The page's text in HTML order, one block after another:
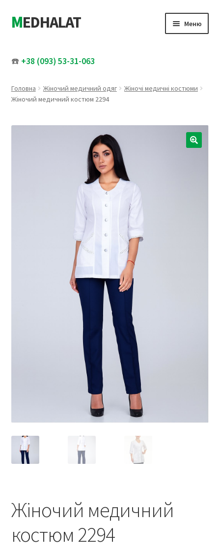
Перейти
до
Перейти
до MEDHALAT Меню
Медичні шапочки
Увесь каталог
Повернення і обмін
📲Замовити дзвінок
🟢Безкоштовна консультація
☎️ +38 (093) 53-31-063
Головна Жіночий медичний одяг
Жіночі медичні костюми
Жіночий медичний костюм 2294
Жіночий медичний
костюм 2294